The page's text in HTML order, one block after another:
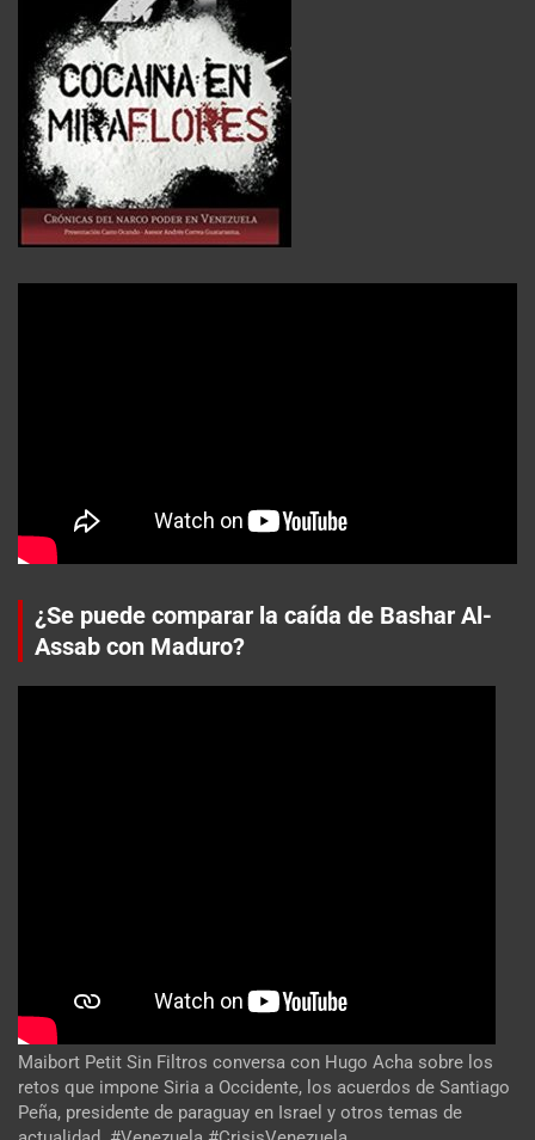
¿Se puede comparar la caída de Bashar Al-
Assab con Maduro?
Maibort Petit Sin Filtros conversa con Hugo Acha sobre los
retos que impone Siria a Occidente, los acuerdos de Santiago
Peña, presidente de paraguay en Israel y otros temas de